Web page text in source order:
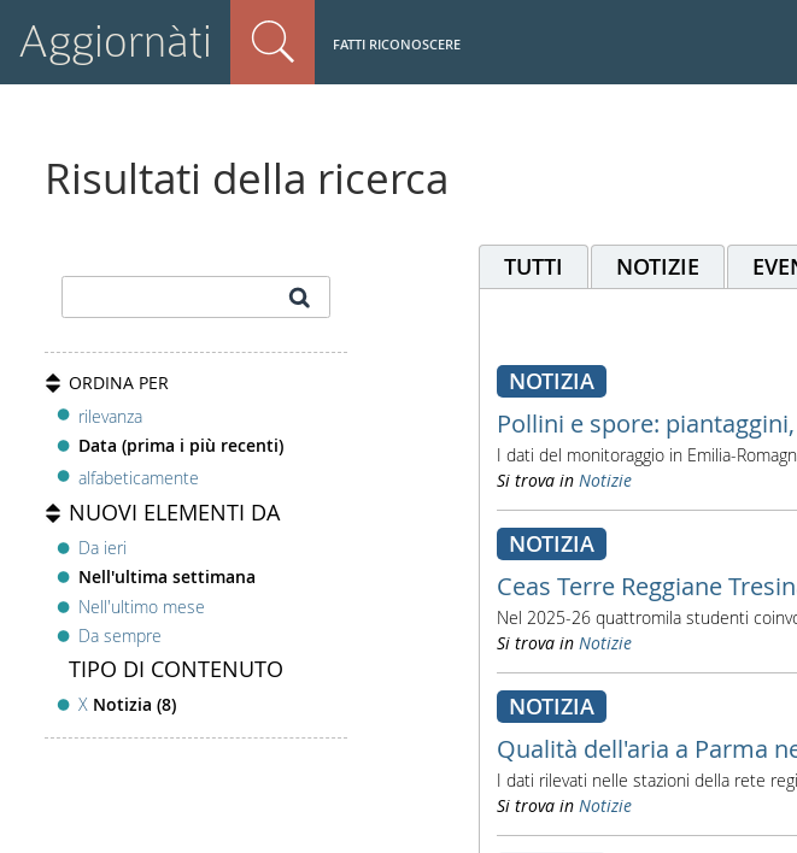
Aggiornàti FATTI RICONOSCERE
Risultati della ricerca
ORDINA PER
rilevanza
Data (prima i più recenti)
alfabeticamente
NUOVI ELEMENTI DA
Da ieri
Nell'ultima settimana
Nell'ultimo mese
Da sempre
TIPO DI CONTENUTO
X Notizia (8)
TUTTI NOTIZIE
NOTIZIA
Pollini e spore:
I dati del monitoraggio in Emilia-
Si trova in Notizie
NOTIZIA
Ceas Terre Reggiane
Nel 2025-26 quattromila studenti
Si trova in Notizie
NOTIZIA
Qualità dell'aria a Parma
I dati rilevati nelle stazioni della rete
Si trova in Notizie